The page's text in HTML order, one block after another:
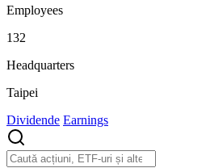
Employees
132
Headquarters
Taipei
Dividende Earnings